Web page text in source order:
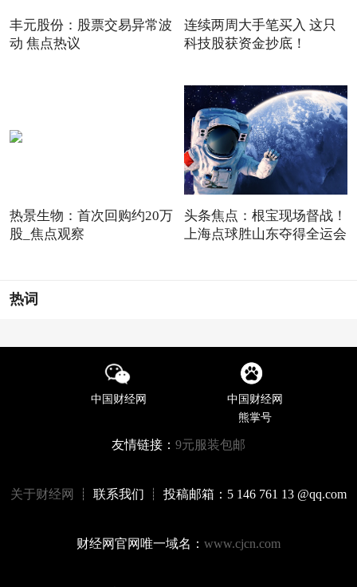
丰元股份：股票交易异常波
动 焦点热议
连续两周大手笔买入 这只
科技股获资金抄底！
热景生物：首次回购约20万
股_焦点观察
头条焦点：根宝现场督战！
上海点球胜山东夺得全运会
热词
中国财经网
中国财经网
熊掌号
友情链接： 9元服装包邮
关于财经网 ┊ 联系我们 ┊ 投稿邮箱：5 146 761 13 @qq.com
财经网官网唯一域名： www.cjcn.com